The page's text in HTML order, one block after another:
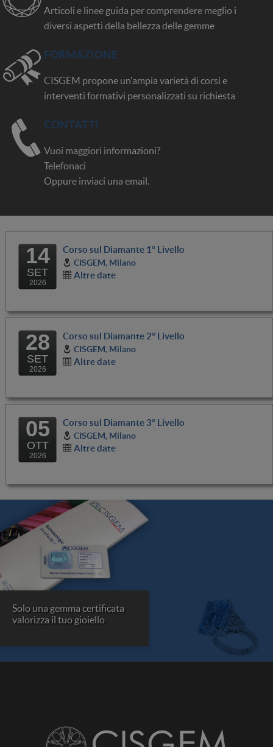
Articoli e linee guida per comprendere meglio i
diversi aspetti della bellezza delle gemme
FORMAZIONE
CISGEM propone un'ampia varietà di corsi e
interventi formativi personalizzati su richiesta
CONTATTI
Vuoi maggiori informazioni?
Telefonaci
Oppure inviaci una email.
14
SET
2026
Corso sul Diamante 1° Livello
CISGEM, Milano
Altre date
28
SET
2026
Corso sul Diamante 2° Livello
CISGEM, Milano
Altre date
05
OTT
2026
Corso sul Diamante 3° Livello
CISGEM, Milano
Altre date
Solo una gemma certificata
valorizza il tuo gioiello